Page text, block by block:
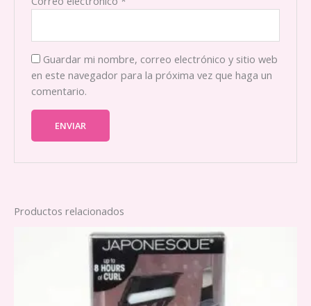
Guardar mi nombre, correo electrónico y sitio web
en este navegador para la próxima vez que haga un
comentario.
Productos relacionados